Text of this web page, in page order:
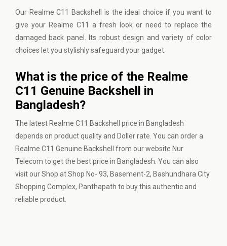
Our Realme C11 Backshell is the ideal choice if you want to
give your Realme C11 a fresh look or need to replace the
damaged back panel. Its robust design and variety of color
choices let you stylishly safeguard your gadget.
What is the price of the Realme
C11 Genuine Backshell in
Bangladesh?
The latest Realme C11 Backshell price in Bangladesh
depends on product quality and Doller rate. You can order a
Realme C11 Genuine Backshell from our website Nur
Telecom to get the best price in Bangladesh. You can also
visit our Shop at Shop No- 93, Basement-2, Bashundhara City
Shopping Complex, Panthapath to buy this authentic and
reliable product.